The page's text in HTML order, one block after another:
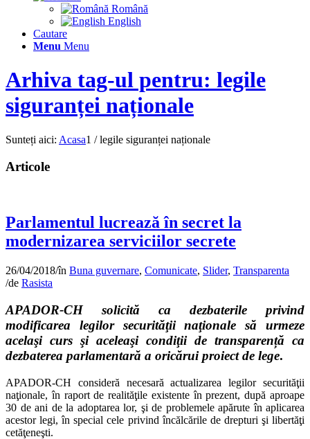
Română
English
Cautare
Menu Menu
Arhiva tag-ul pentru: legile
siguranței naționale
Sunteți aici: Acasa1 / legile siguranței naționale
Articole
Parlamentul lucrează în secret la
modernizarea serviciilor secrete
26/04/2018/în Buna guvernare, Comunicate, Slider, Transparenta
/de Rasista
APADOR-CH solicită ca dezbaterile privind
modificarea legilor securităţii naţionale să urmeze
acelaşi curs şi aceleaşi condiţii de transparență ca
dezbaterea parlamentară a oricărui proiect de lege.
APADOR-CH consideră necesară actualizarea legilor securităţii
naţionale, în raport de realităţile existente în prezent, după aproape
30 de ani de la adoptarea lor, şi de problemele apărute în aplicarea
acestor legi, în special cele privind încălcările de drepturi şi libertăţi
cetăţeneşti.